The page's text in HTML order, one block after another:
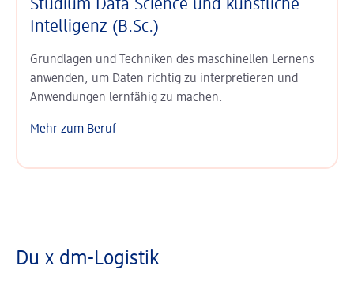
Studium Data Science und künstliche
Intelligenz (B.Sc.)
Grundlagen und Techniken des maschinellen Lernens
anwenden, um Daten richtig zu inter­pre­tieren und
Anwendungen lernfähig zu machen.
Mehr zum Beruf
Du x dm-Logistik